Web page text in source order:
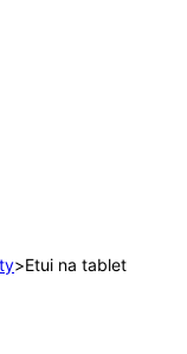
>Etui na tablet